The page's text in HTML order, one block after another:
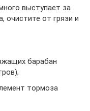
выступает за
очистите от грязи и
барабан
тормоза